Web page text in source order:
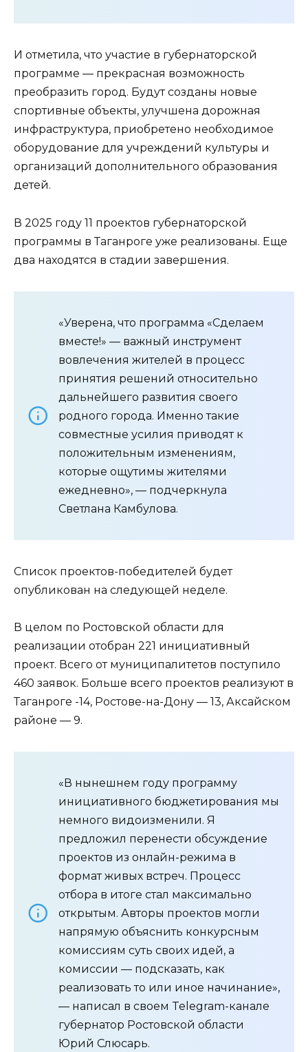
И отметила, что участие в губернаторской
программе — прекрасная возможность
преобразить город. Будут созданы новые
спортивные объекты, улучшена дорожная
инфраструктура, приобретено необходимое
оборудование для учреждений культуры и
организаций дополнительного образования
детей.
В 2025 году 11 проектов губернаторской
программы в Таганроге уже реализованы. Еще
два находятся в стадии завершения.
«Уверена, что программа «Сделаем
вместе!» — важный инструмент
вовлечения жителей в процесс
принятия решений относительно
дальнейшего развития своего
родного города. Именно такие
совместные усилия приводят к
положительным изменениям,
которые ощутимы жителями
ежедневно», — подчеркнула
Светлана Камбулова.
Список проектов-победителей будет
опубликован на следующей неделе.
В целом по Ростовской области для
реализации отобран 221 инициативный
проект. Всего от муниципалитетов поступило
460 заявок. Больше всего проектов реализуют в
Таганроге -14, Ростове-на-Дону — 13, Аксайском
районе — 9.
«В нынешнем году программу
инициативного бюджетирования мы
немного видоизменили. Я
предложил перенести обсуждение
проектов из онлайн-режима в
формат живых встреч. Процесс
отбора в итоге стал максимально
открытым. Авторы проектов могли
напрямую объяснить конкурсным
комиссиям суть своих идей, а
комиссии — подсказать, как
реализовать то или иное начинание»,
— написал в своем Telegram-канале
губернатор Ростовской области
Юрий Слюсарь.